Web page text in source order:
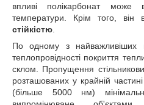
впливі полікарбонат може
температури. Крім того, він
стійкістю
По одному з найважливіших
теплопровідності покриття
склом. Пропущення
розташованих у крайній
(більше 5000 нм)